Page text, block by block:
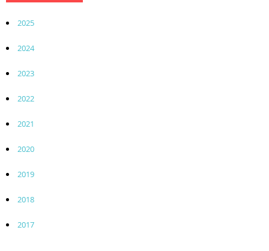
2025
2024
2023
2022
2021
2020
2019
2018
2017